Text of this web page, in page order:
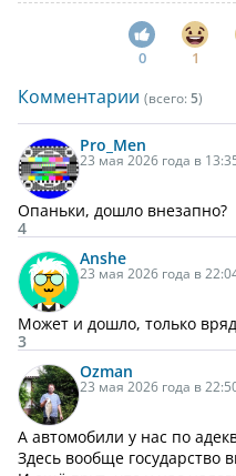
0 1
Комментарии (всего: 5)
Pro_Men
23 мая 2026 года в
Опаньки, дошло внезапно?
4
Anshe
23 мая 2026 года в
Может и дошло, только
3
Ozman
23 мая 2026 года в
А автомобили у нас по
Здесь вообще государство